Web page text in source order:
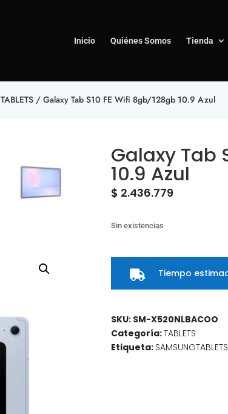
Inicio Quiénes Somos Tienda
TABLETS/ Galaxy Tab S10 FE Wifi 8gb/128gb 10.9 Azul
Galaxy Tab
10.9 Azul
$ 2.436.779
Sin existencias
 Tiempo
SKU: SM-X520NLBACOO
Categoría:TABLETS
Etiqueta: SAMSUNGTABLETS